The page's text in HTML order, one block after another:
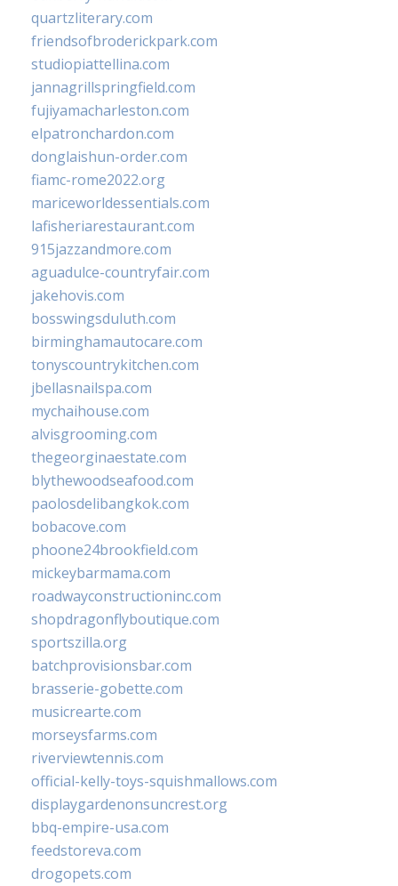
quartzliterary.com
friendsofbroderickpark.com
studiopiattellina.com
jannagrillspringfield.com
fujiyamacharleston.com
elpatronchardon.com
donglaishun-order.com
fiamc-rome2022.org
mariceworldessentials.com
lafisheriarestaurant.com
915jazzandmore.com
aguadulce-countryfair.com
jakehovis.com
bosswingsduluth.com
birminghamautocare.com
tonyscountrykitchen.com
jbellasnailspa.com
mychaihouse.com
alvisgrooming.com
thegeorginaestate.com
blythewoodseafood.com
paolosdelibangkok.com
bobacove.com
phoone24brookfield.com
mickeybarmama.com
roadwayconstructioninc.com
shopdragonflyboutique.com
sportszilla.org
batchprovisionsbar.com
brasserie-gobette.com
musicrearte.com
morseysfarms.com
riverviewtennis.com
official-kelly-toys-squishmallows.com
displaygardenonsuncrest.org
bbq-empire-usa.com
feedstoreva.com
drogopets.com